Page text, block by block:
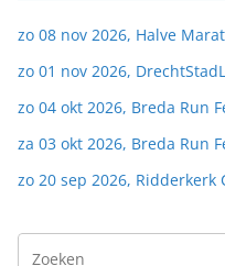
zo 08 nov 2026, Halve
zo 01 nov 2026,
zo 04 okt 2026, Breda Run
za 03 okt 2026, Breda Run
zo 20 sep 2026, Ridderkerk